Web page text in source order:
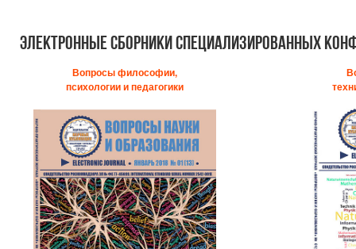
Электронные сборники специализированных
Вопросы философии,
психологии и педагогики